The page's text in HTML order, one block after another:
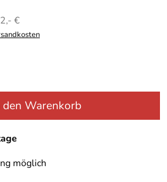
€
den Warenkorb
möglich